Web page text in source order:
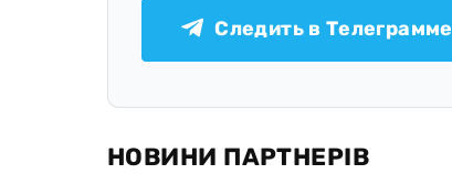
Следить в Телеграмме